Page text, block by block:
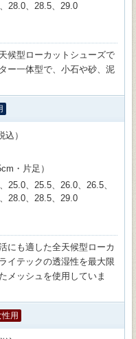
28.0、28.5、29.0
候型ローカットシューズで
ー一体型で、小石や砂、泥
込）
・片足）
25.0、25.5、26.0、26.5、
28.0、28.5、29.0
にも適した全天候型ローカ
イテックの透湿性を最大限
メッシュを使用していま
性用